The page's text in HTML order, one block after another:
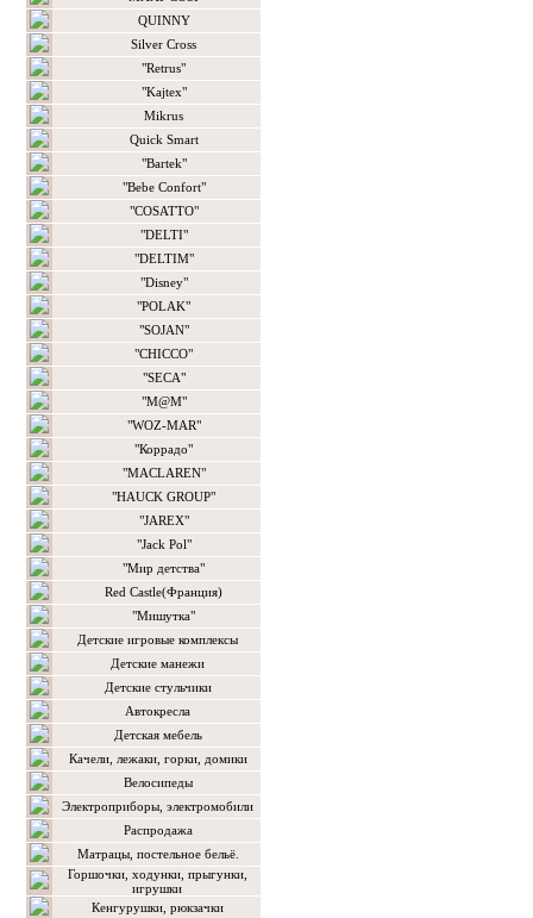
QUINNY
Silver Cross
"Retrus"
"Kajtex"
Mikrus
Quick Smart
"Bartek"
"Bebe Confort"
"COSATTO"
"DELTI"
"DELTIM"
"Disney"
"POLAK"
"SOJAN"
"CHICCO"
"SECA"
"M@M"
"WOZ-MAR"
"Коррадо"
"MACLAREN"
"HAUCK GROUP"
"JAREX"
"Jack Pol"
"Мир детства"
Red Castle(Франция)
"Мишутка"
Детские игровые комплексы
Детские манежи
Детские стульчики
Автокресла
Детская мебель
Качели, лежаки, горки, домики
Велосипеды
Электроприборы, электромобили
Распродажа
Матрацы, постельное бельё.
Горшочки, ходунки, прыгунки,
игрушки
Кенгурушки, рюкзачки